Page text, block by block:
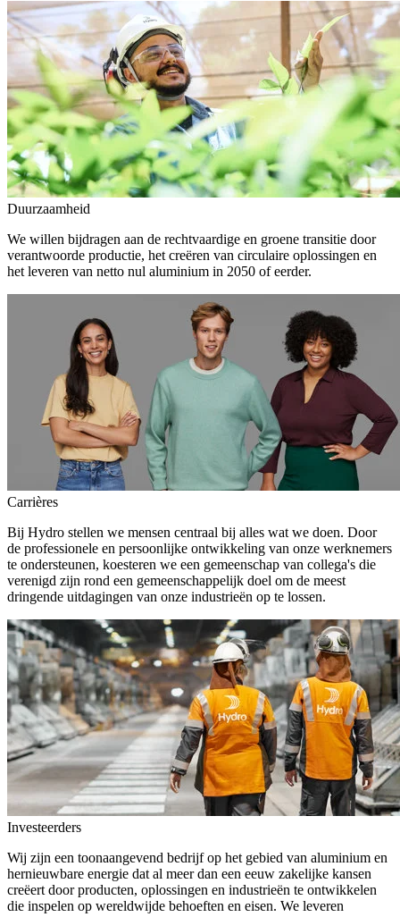
Duurzaamheid
We willen bijdragen aan de rechtvaardige en groene transitie door
verantwoorde productie, het creëren van circulaire oplossingen en
het leveren van netto nul aluminium in 2050 of eerder.
Carrières
Bij Hydro stellen we mensen centraal bij alles wat we doen. Door
de professionele en persoonlijke ontwikkeling van onze werknemers
te ondersteunen, koesteren we een gemeenschap van collega's die
verenigd zijn rond een gemeenschappelijk doel om de meest
dringende uitdagingen van onze industrieën op te lossen.
Investeerders
Wij zijn een toonaangevend bedrijf op het gebied van aluminium en
hernieuwbare energie dat al meer dan een eeuw zakelijke kansen
creëert door producten, oplossingen en industrieën te ontwikkelen
die inspelen op wereldwijde behoeften en eisen. We leveren